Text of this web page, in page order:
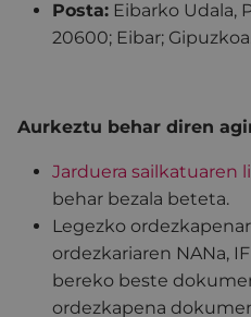
Posta: Eibarko Udala,
20600; Eibar; Gipuzkoa.
Aurkeztu behar diren
Jarduera sailkatuaren
behar bezala beteta.
Legezko
ordezkariaren NANa,
bereko beste
ordezkapena